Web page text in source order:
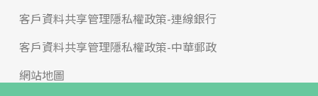
客戶資料共享管理隱私權政策-連線銀行
客戶資料共享管理隱私權政策-中華郵政
網站地圖